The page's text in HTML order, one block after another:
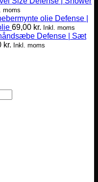
moms
Defense |
69,00 kr. Inkl. moms
Defense | Sæt
kr. Inkl. moms